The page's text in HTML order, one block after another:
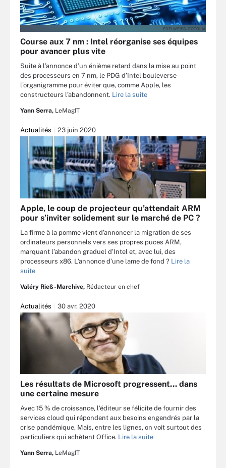
EDELWEISS - FOTOLIA
Course aux 7 nm : Intel réorganise ses équipes
pour avancer plus vite
Suite à l’annonce d’un énième retard dans la mise au point
des processeurs en 7 nm, le PDG d’Intel bouleverse
l’organigramme pour éviter que, comme Apple, les
constructeurs l’abandonnent. Lire la suite
Yann Serra, LeMagIT
Actualités 23 juin 2020
Apple, le coup de projecteur qu’attendait ARM
pour s’inviter solidement sur le marché de PC ?
La firme à la pomme vient d’annoncer la migration de ses
ordinateurs personnels vers ses propres puces ARM,
marquant l’abandon graduel d’Intel et, avec lui, des
processeurs x86. L’annonce d’une lame de fond ? Lire la
suite
Valéry Rieß-Marchive, Rédacteur en chef
Actualités 30 avr. 2020
Les résultats de Microsoft progressent… dans
une certaine mesure
Avec 15 % de croissance, l’éditeur se félicite de fournir des
services cloud qui répondent aux besoins engendrés par la
crise pandémique. Mais, entre les lignes, on voit surtout des
particuliers qui achètent Office. Lire la suite
Yann Serra, LeMagIT